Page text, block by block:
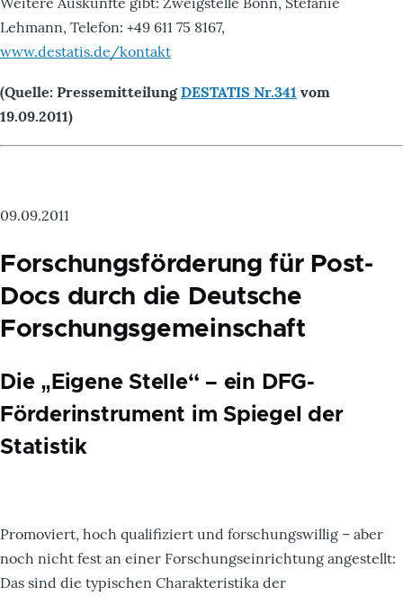
Lehmann, Telefon: +49 611 75 8167,
www.destatis.de/kontakt
(Quelle: PressemitteilungDESTATIS Nr.341 vom
19.09.2011)
09.09.2011
Forschungsförderung für Post-
Docs durch die Deutsche
Forschungsgemeinschaft
Die „Eigene Stelle“ – ein DFG-
Förderinstrument im Spiegel der
Statistik
Promoviert, hoch qualifiziert und forschungswillig – aber
noch nicht fest an einer Forschungseinrichtung angestellt:
Das sind die typischen Charakteristika der